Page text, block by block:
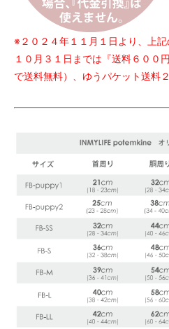
※２０２４年１１月１日より、上記
１０月３１日までは『送料６００
で送料無料）、ゆうパケット送料